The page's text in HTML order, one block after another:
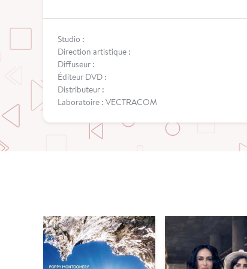
Studio :
Direction artistique :
Diffuseur :
Éditeur DVD :
Distributeur :
Laboratoire : VECTRACOM